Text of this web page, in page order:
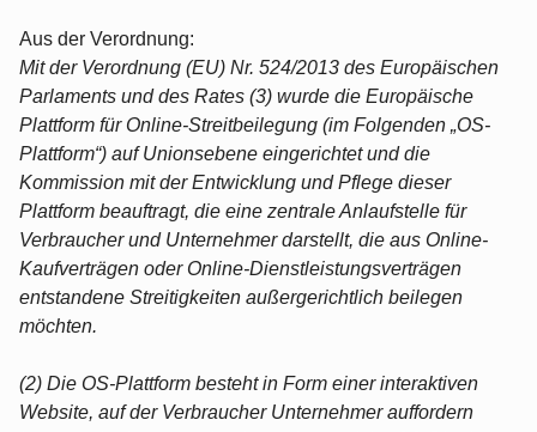
Aus der Verordnung:
Mit der Verordnung (EU) Nr. 524/2013 des Europäischen
Parlaments und des Rates (3) wurde die Europäische
Plattform für Online-Streitbeilegung (im Folgenden „OS-
Plattform“) auf Unionsebene eingerichtet und die
Kommission mit der Entwicklung und Pflege dieser
Plattform beauftragt, die eine zentrale Anlaufstelle für
Verbraucher und Unternehmer darstellt, die aus Online-
Kaufverträgen oder Online-Dienstleistungsverträgen
entstandene Streitigkeiten außergerichtlich beilegen
möchten.
(2) Die OS-Plattform besteht in Form einer interaktiven
Website, auf der Verbraucher Unternehmer auffordern